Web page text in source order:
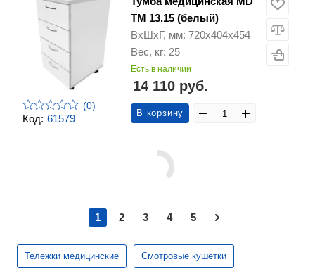
Код: 61579
(0)
ТМ 13.15 (белый)
ВхШхГ, мм: 720х404х454
Вес, кг: 25
Есть в наличии
14 110 руб.
В корзину
1 2 3 4 5
Тележки медицинские Смотровые кушетки